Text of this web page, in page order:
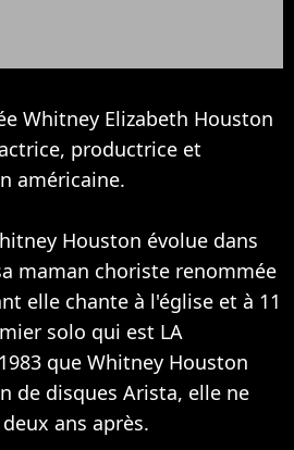
Whitney Elizabeth Houston
productrice et
américaine.
Houston évolue dans
maman choriste renommée
elle chante à l'église et à 11
solo qui est LA
que Whitney Houston
de disques Arista, elle ne
ans après.